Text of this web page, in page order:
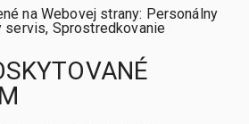
na Webovej strany: Personálny
servis, Sprostredkovanie